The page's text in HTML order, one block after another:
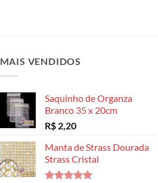
MAIS VENDIDOS
Saquinho de Organza
Branco 35 x 20cm
R$2,20
Manta de Strass Dourada
Strass Cristal